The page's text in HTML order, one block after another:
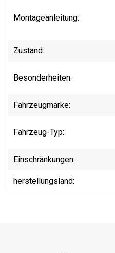
Montageanleitung:
Zustand:
Besonderheiten:
Fahrzeugmarke:
Fahrzeug-Typ:
Einschränkungen:
herstellungsland: